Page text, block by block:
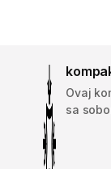
Ovaj
sa